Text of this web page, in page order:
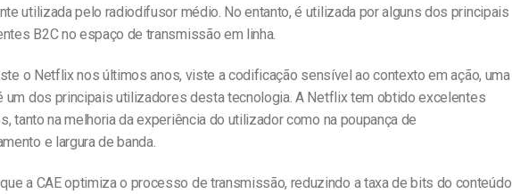
utilizada pelo radiodifusor médio. No entanto, é utilizada por alguns dos principais
B2C no espaço de transmissão em linha.
o Netflix nos últimos anos, viste a codificação sensível ao contexto em ação, uma
um dos principais utilizadores desta tecnologia. A Netflix tem obtido excelentes
tanto na melhoria da experiência do utilizador como na poupança de
e largura de banda.
a CAE optimiza o processo de transmissão, reduzindo a taxa de bits do conteúdo